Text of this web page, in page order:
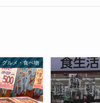
グルメ・食べ物